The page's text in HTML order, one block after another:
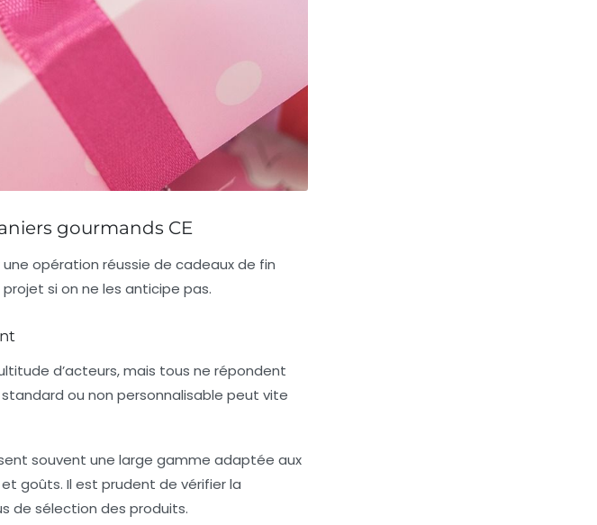
gourmands CE
opération réussie de cadeaux de fin
si on ne les anticipe pas.
d’acteurs, mais tous ne répondent
ou non personnalisable peut vite
souvent une large gamme adaptée aux
goûts. Il est prudent de vérifier la
de sélection des produits.